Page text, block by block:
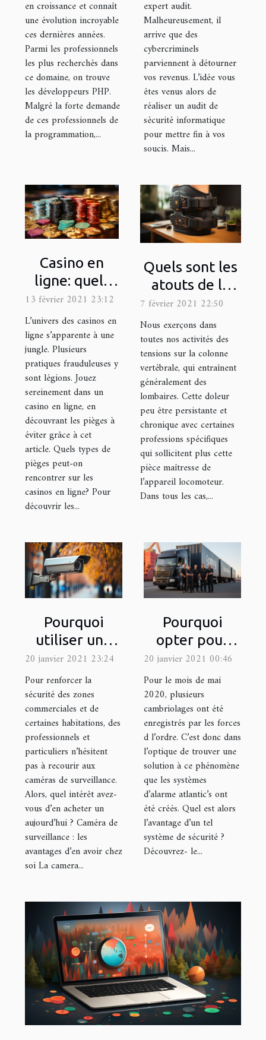
en croissance et connaît
une évolution incroyable
ces dernières années.
Parmi les professionnels
les plus recherchés dans
ce domaine, on trouve
les développeurs PHP.
Malgré la forte demande
de ces professionnels de
la programmation,...
expert audit.
Malheureusement, il
arrive que des
cybercriminels
parviennent à détourner
vos revenus. L’idée vous
êtes venus alors de
réaliser un audit de
sécurité informatique
pour mettre fin à vos
soucis. Mais...
Casino en
ligne: quels
pièges
éviter?
13 février 2021 23:12
L’univers des casinos en
ligne s’apparente à une
jungle. Plusieurs
pratiques frauduleuses y
sont légions. Jouez
sereinement dans un
casino en ligne, en
découvrant les pièges à
éviter grâce à cet
article. Quels types de
pièges peut-on
rencontrer sur les
casinos en ligne? Pour
découvrir les...
Quels sont les
atouts de la
ceinture de
décompression
lombaire ?
7 février 2021 22:50
Nous exerçons dans
toutes nos activités des
tensions sur la colonne
vertébrale, qui entraînent
généralement des
lombaires. Cette doleur
peu être persistante et
chronique avec certaines
professions spécifiques
qui sollicitent plus cette
pièce maîtresse de
l’appareil locomoteur.
Dans tous les cas,...
Pourquoi
utiliser une
caméra de
surveillance ?
20 janvier 2021 23:24
Pour renforcer la
sécurité des zones
commerciales et de
certaines habitations, des
professionnels et
particuliers n’hésitent
pas à recourir aux
caméras de surveillance.
Alors, quel intérêt avez-
vous d’en acheter un
aujourd’hui ? Caméra de
surveillance : les
avantages d’en avoir chez
soi La camera...
Pourquoi
opter pour
atlantic’s ?
20 janvier 2021 00:46
Pour le mois de mai
2020, plusieurs
cambriolages ont été
enregistrés par les forces
d l’ordre. C’est donc dans
l’optique de trouver une
solution à ce phénomène
que les systèmes
d’alarme atlantic’s ont
été créés. Quel est alors
l’avantage d’un tel
système de sécurité ?
Découvrez- le...